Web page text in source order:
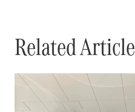
Related Article